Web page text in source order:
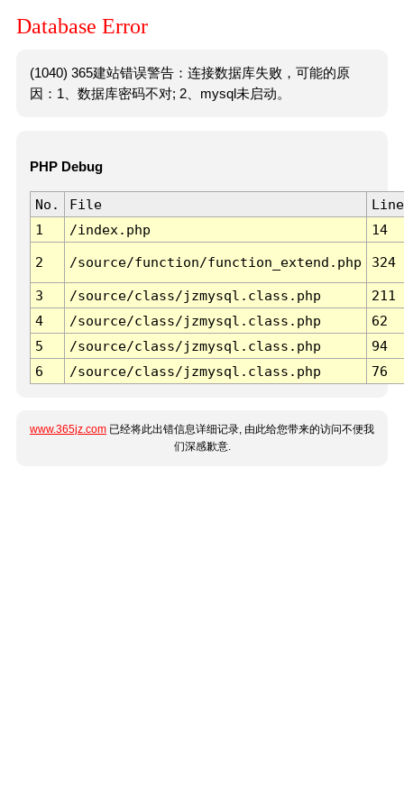
Database Error
(1040) 365建站错误警告：连接数据库失败，可能的原
因：1、数据库密码不对; 2、mysql未启动。
PHP Debug
No. File
Line
1
/index.php 14
2 /source/function/function_extend.php 324
3 /source/class/jzmysql.class.php
211
4
/source/class/jzmysql.class.php
62
5
/source/class/jzmysql.class.php
94
6
/source/class/jzmysql.class.php 76
www.365jz.com 已经将此出错信息详细记录, 由此给您带来的访问不便我
们深感歉意.